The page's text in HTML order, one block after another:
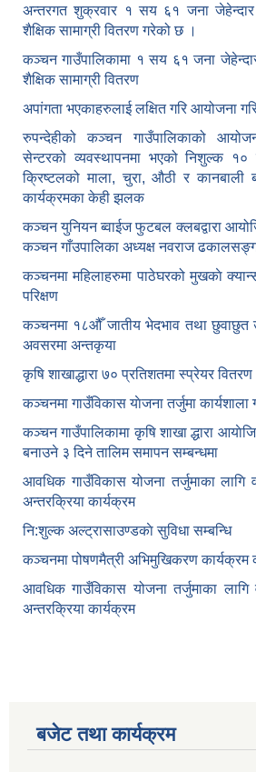
अन्तरगत शुक्रवार १ सय ६१ जना जेहेन्दार
शैक्षिक सामाग्री वितरण गरेको छ ।
कञ्चन गाउँपालिकामा १ सय ६१ जना जेहेन्दार
शैक्षिक सामाग्री वितरण
अपांगता भएकाहरुलाई लक्षित गरि आयोजना
रुपन्देहीको कञ्चन गाउँपालिकाको
सेन्टरको व्यवस्थापनमा भएको निशुल्क १०
क्रिष्टलको माला, चुरा, औठी र कानबाली
कार्यक्रमका केही झलक
कञ्चन युनियन ब्वाईज फुटबल क्लबद्वारा
कञ्चन गाँउपालिका अध्यक्ष नवराज
कञ्‍चनमा महिलाहरुमा पाठेघरको मुखकाे
परिक्षण
कञ्‍चनमा १८औँ जातीय भेदभाव तथा छुवाछुत
अवसरमा अन्तकृया
कृषि शाखाद्धारा ७० प्रतिशतमा स्प्रेयर वितरण
कञ्‍चनमा गाउँविकास याेजना तर्जुमा कार्यशाला
कञ्‍चन गाउँपालिकामा कृषि शाखा द्धारा
बनाउने ३ दिने तालिम समापन सम्बन्‍धमा
आवधिक गाउँविकास योजना तर्जुमाका
अन्तरक्रिया कार्यक्रम
नि:शुल्क अल्ट्रासाउण्डकाे सुविधा सम्बन्धि
कञ्चनमा पोषणमैत्री अभिमुखिकरण कार्यक्रम
आवधिक गाउँविकास योजना तर्जुमाका
अन्तरक्रिया कार्यक्रम
बजेट तथा कार्यक्रम